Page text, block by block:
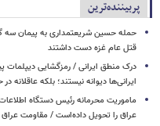
پربیننده‌ترین
حمله حسین شریعتمداری به پیمان سه
قتل عام غزه دست داشتند
درک منطق ایرانی / رمزگشایی دیپلمات
ایرانی‌ها دیوانه نیستند؛ بلکه عاقلانه
ماموریت محرمانه رئیس دستگاه
عراق را تحویل داده‌است / مقاومت